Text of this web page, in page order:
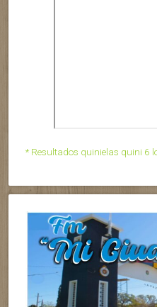
* Resultados quinielas quini 6